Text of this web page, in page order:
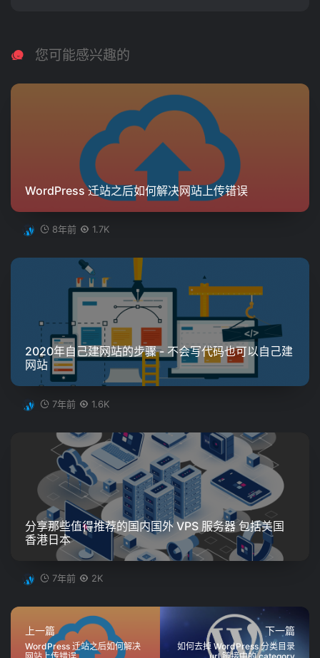
您可能感兴趣的
WordPress 迁站之后如何解决网站上传错误
8年前 1.7K
2020年自己建网站的步骤 - 不会写代码也可以自己建
网站
7年前 1.6K
分享那些值得推荐的国内国外 VPS 服务器 包括美国
香港日本
7年前 2K
上一篇
WordPress 迁站之后如何解决
下一篇
如何去掉 WordPress 分类目录